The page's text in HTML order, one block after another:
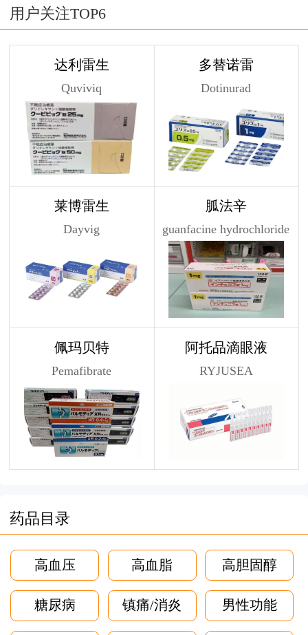
用户关注TOP6
达利雷生
Quviviq
多替诺雷
Dotinurad
莱博雷生
Dayvig
胍法辛
guanfacine hydrochloride
佩玛贝特
Pemafibrate
阿托品滴眼液
RYJUSEA
药品目录
高血压 高血脂 高胆固醇
糖尿病 镇痛/消炎 男性功能